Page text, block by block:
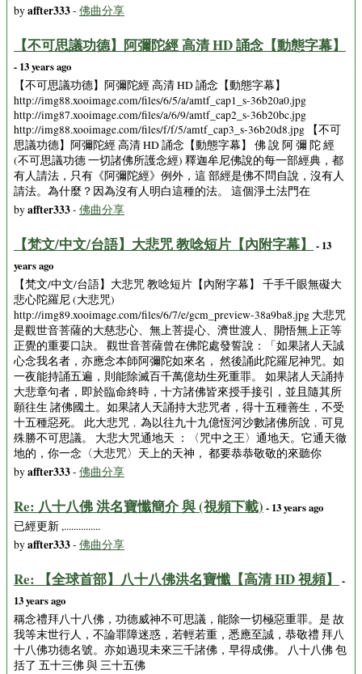
byaffter333- 佛曲分享
【不可思議功德】阿彌陀經 高清 HD 誦念【動態字幕】
- 13 years ago
【不可思議功德】阿彌陀經 高清 HD 誦念【動態字幕】
http://img88.xooimage.com/files/6/5/a/amtf_cap1_s-36b20a0.jpg
http://img87.xooimage.com/files/a/6/9/amtf_cap2_s-36b20bc.jpg
http://img88.xooimage.com/files/f/f/5/amtf_cap3_s-36b20d8.jpg 【不可
思議功德】阿彌陀經 高清 HD 誦念【動態字幕】 佛 說 阿 彌 陀 經
(不可思議功德 一切諸佛所護念經) 釋迦牟尼佛說的每一部經典，都
有人請法，只有《阿彌陀經》例外，這 部經是佛不問自說，沒有人
請法。為什麼？因為沒有人明白這種的法。 這個淨土法門在
byaffter333- 佛曲分享
【梵文/中文/台語】大悲咒 教唸短片【內附字幕】
- 13
years ago
【梵文/中文/台語】大悲咒 教唸短片【內附字幕】 千手千眼無礙大
悲心陀羅尼 (大悲咒)
http://img89.xooimage.com/files/6/7/e/gcm_preview-38a9ba8.jpg 大悲咒
是觀世音菩薩的大慈悲心、無上菩提心、濟世渡人、開悟無上正等
正覺的重要口訣。 觀世音菩薩曾在佛陀處發誓說：「如果諸人天誠
心念我名者，亦應念本師阿彌陀如來名， 然後誦此陀羅尼神咒。如
一夜能持誦五遍，則能除滅百千萬億劫生死重罪。 如果諸人天誦持
大悲章句者，即於臨命終時，十方諸佛皆來授手接引，並且隨其所
願往生 諸佛國土。如果諸人天誦持大悲咒者，得十五種善生，不受
十五種惡死。 此大悲咒﹐為以往九十九億恆河沙數諸佛所說﹐可見
殊勝不可思議。 大悲大咒通地天 ：〈咒中之王〉通地天。它通天徹
地的，你一念〈大悲咒〉天上的天神， 都要恭恭敬敬的來聽你
byaffter333- 佛曲分享
Re: 八十八佛 洪名寶懺簡介 與 (視頻下載) - 13 years ago
已經更新 ,...............
byaffter333- 佛曲分享
Re: 【全球首部】八十八佛洪名寶懺【高清 HD 視頻】
-
13 years ago
稱念禮拜八十八佛，功德威神不可思議，能除一切極惡重罪。是 故
我等末世行人，不論罪障迷惑，若輕若重，悉應至誠，恭敬禮 拜八
十八佛功德名號。亦如過現未來三千諸佛，早得成佛。 八十八佛 包
括了 五十三佛 與 三十五佛